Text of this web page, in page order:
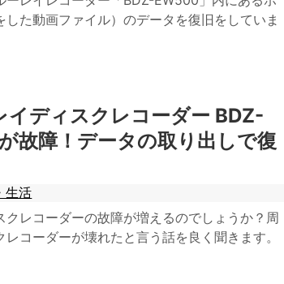
た動画ファイル）のデータを復旧をしていま
イディスクレコーダー BDZ-
故障！データの取り出しで復
生活
クレコーダーの故障が増えるのでしょうか？周
コーダーが壊れたと言う話を良く聞きます。